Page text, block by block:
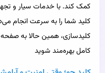
کمک کند. با خدمات سیار و
کلید شما را به سرعت انجام
کلیدسازی، همین حالا به
کامل بهره‌مند شوید